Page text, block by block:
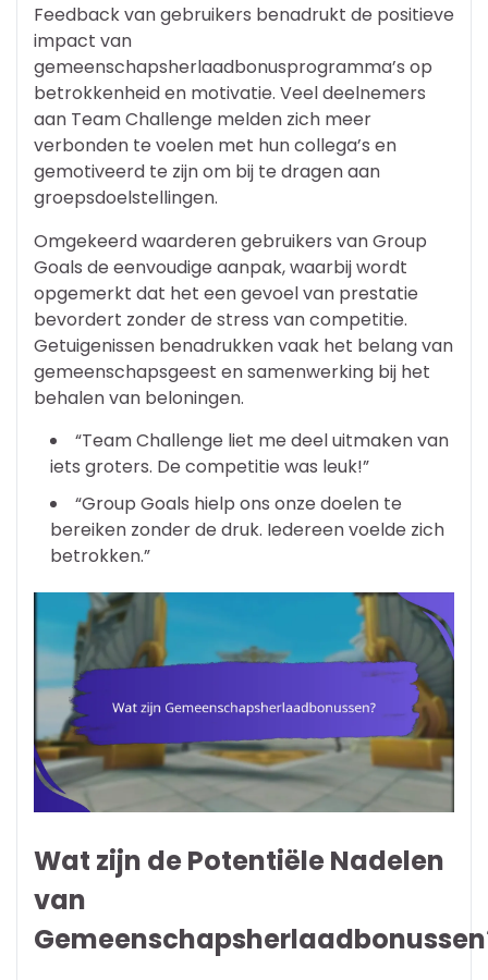
Feedback van gebruikers benadrukt de positieve
impact van
gemeenschapsherlaadbonusprogramma’s op
betrokkenheid en motivatie. Veel deelnemers
aan Team Challenge melden zich meer
verbonden te voelen met hun collega’s en
gemotiveerd te zijn om bij te dragen aan
groepsdoelstellingen.
Omgekeerd waarderen gebruikers van Group
Goals de eenvoudige aanpak, waarbij wordt
opgemerkt dat het een gevoel van prestatie
bevordert zonder de stress van competitie.
Getuigenissen benadrukken vaak het belang van
gemeenschapsgeest en samenwerking bij het
behalen van beloningen.
“Team Challenge liet me deel uitmaken van
iets groters. De competitie was leuk!”
“Group Goals hielp ons onze doelen te
bereiken zonder de druk. Iedereen voelde zich
betrokken.”
Wat zijn de Potentiële Nadelen
van